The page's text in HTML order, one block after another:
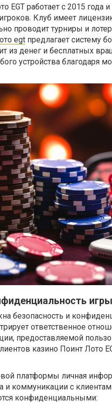
EGT работает с 2015
Клуб имеет
проводит турниры и
egt предлагает систему
из денег и бесплатных
устройства благодаря
безопасность и
ответственное
предоставляемой
казино Поинт Лото
платформы личная
и коммуникации с
конфиденциальными: